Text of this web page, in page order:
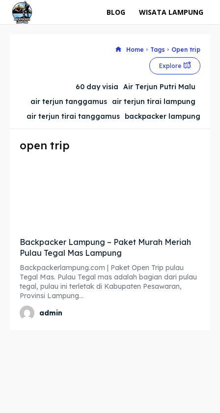
BLOG WISATA LAMPUNG
Home Tags Open trip
Explore
60 day visia
Air Terjun Putri Malu
air terjun tanggamus
air terjun tirai lampung
air terjun tirai tanggamus
backpacker lampung
open trip
Backpacker Lampung – Paket Murah Meriah
Pulau Tegal Mas Lampung
Backpackerlampung.com | Paket Open Trip pulau
Tegal Mas. Pulau Tegal mas adalah bagian dari pulau
tegal, pulau ini terletak di Kabupaten Pesawaran,
Provinsi Lampung...
admin